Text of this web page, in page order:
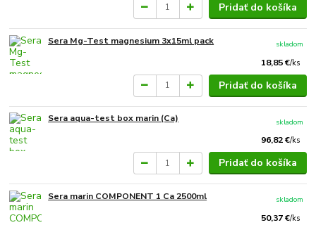
Pridať do košíka
Sera Mg-Test magnesium 3x15ml pack
18,85 €/ks
skladom
Pridať do košíka
Sera aqua-test box marin (Ca)
96,82 €/ks
skladom
Pridať do košíka
Sera marin COMPONENT 1 Ca 2500ml
50,37 €/ks
skladom